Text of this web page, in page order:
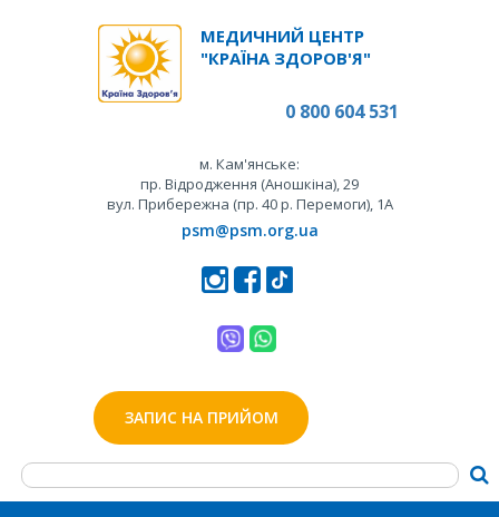
МЕДИЧНИЙ ЦЕНТР
"КРАЇНА ЗДОРОВ'Я"
0 800 604 531
м. Кам'янське:
пр. Відродження (Аношкіна), 29
вул. Прибережна (пр. 40 р. Перемоги), 1А
psm@psm.org.ua
ЗАПИС НА ПРИЙОМ